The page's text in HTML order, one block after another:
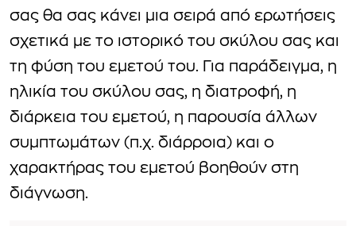
σας θα σας κάνει μια σειρά από ερωτήσεις
σχετικά με το ιστορικό του σκύλου σας και
τη φύση του εμετού του. Για παράδειγμα, η
ηλικία του σκύλου σας, η διατροφή, η
διάρκεια του εμετού, η παρουσία άλλων
συμπτωμάτων (π.χ. διάρροια) και ο
χαρακτήρας του εμετού βοηθούν στη
διάγνωση.